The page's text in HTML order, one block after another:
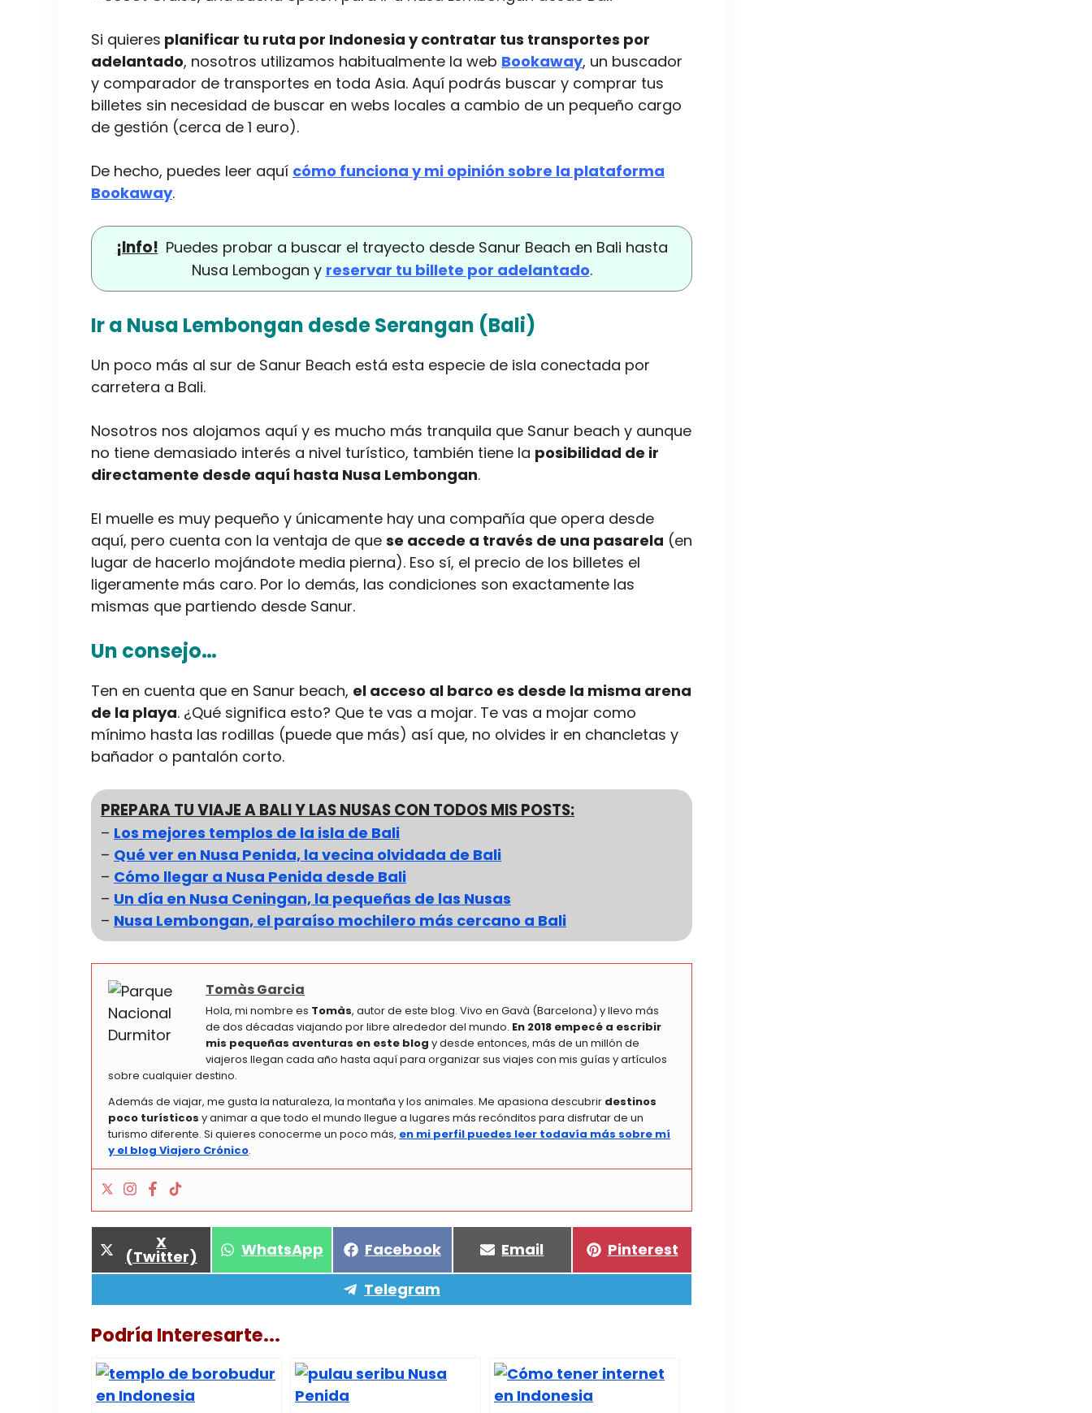
Si quieres planificar tu ruta por Indonesia y contratar tus transportes por
adelantado, nosotros utilizamos habitualmente la web Bookaway, un buscador
y comparador de transportes en toda Asia. Aquí podrás buscar y comprar tus
billetes sin necesidad de buscar en webs locales a cambio de un pequeño cargo
de gestión (cerca de 1 euro).
De hecho, puedes leer aquí cómo funciona y mi opinión sobre la plataforma
Bookaway.
¡Info! Puedes probar a buscar el trayecto desde Sanur Beach en Bali hasta
Nusa Lembogan y reservar tu billete por adelantado.
Ir a Nusa Lembongan desde Serangan (Bali)
Un poco más al sur de Sanur Beach está esta especie de isla conectada por
carretera a Bali.
Nosotros nos alojamos aquí y es mucho más tranquila que Sanur beach y aunque
no tiene demasiado interés a nivel turístico, también tiene la posibilidad de ir
directamente desde aquí hasta Nusa Lembongan.
El muelle es muy pequeño y únicamente hay una compañía que opera desde
aquí, pero cuenta con la ventaja de que se accede a través de una pasarela (en
lugar de hacerlo mojándote media pierna). Eso sí, el precio de los billetes el
ligeramente más caro. Por lo demás, las condiciones son exactamente las
mismas que partiendo desde Sanur.
Un consejo…
Ten en cuenta que en Sanur beach, el acceso al barco es desde la misma arena
de la playa. ¿Qué significa esto? Que te vas a mojar. Te vas a mojar como
mínimo hasta las rodillas (puede que más) así que, no olvides ir en chancletas y
bañador o pantalón corto.
PREPARA TU VIAJE A BALI Y LAS NUSAS CON TODOS MIS POSTS:
– Los mejores templos de la isla de Bali
– Qué ver en Nusa Penida, la vecina olvidada de Bali
– Cómo llegar a Nusa Penida desde Bali
– Un día en Nusa Ceningan, la pequeñas de las Nusas
– Nusa Lembongan, el paraíso mochilero más cercano a Bali
Tomàs Garcia
Hola, mi nombre es Tomàs, autor de este blog. Vivo en Gavà (Barcelona) y llevo más
de dos décadas viajando por libre alrededor del mundo. En 2018 empecé a escribir
mis pequeñas aventuras en este blog y desde entonces, más de un millón de
viajeros llegan cada año hasta aquí para organizar sus viajes con mis guías y artículos
sobre cualquier destino.
Además de viajar, me gusta la naturaleza, la montaña y los animales. Me apasiona descubrir destinos
poco turísticos y animar a que todo el mundo llegue a lugares más recónditos para disfrutar de un
turismo diferente. Si quieres conocerme un poco más, en mi perfil puedes leer todavía más sobre mí
y el blog Viajero Crónico.
Compartir
en
X
(Twitter) Compartir
en
WhatsApp Compartir
en
Facebook Compartir
en
Email Compartir
en
Pinterest
Compartir
en
Telegram
Podría Interesarte...